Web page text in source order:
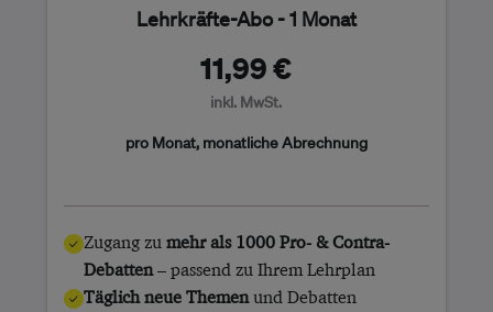
Lehrkräfte-Abo - 1 Monat
11,99 €
inkl. MwSt.
pro Monat, monatliche Abrechnung
Zugang zu mehr als 1000 Pro- & Contra-
Debatten– passend zu Ihrem Lehrplan
Täglich neue Themenund Debatten